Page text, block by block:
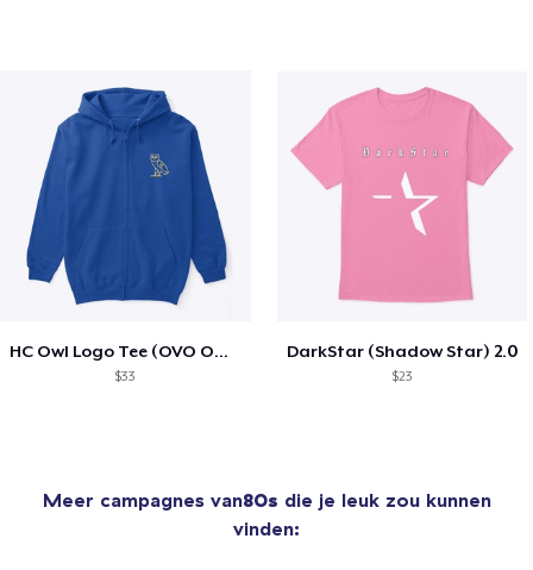
HC Owl Logo Tee (OVO Owl Type)
$33
DarkStar (Shadow Star) 2.0
$23
Meer campagnes van80s die je leuk zou kunnen
vinden: